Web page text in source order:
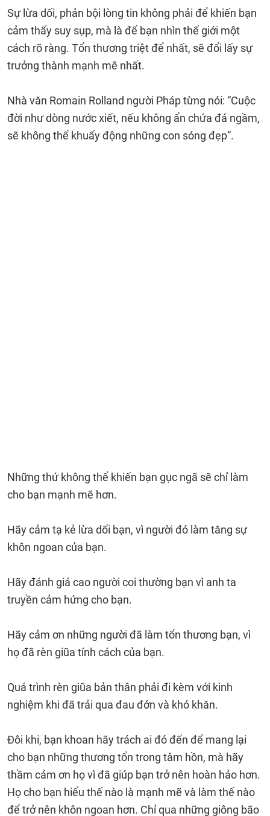
Sự lừa dối, phản bội lòng tin không phải để khiến bạn
cảm thấy suy sụp, mà là để bạn nhìn thế giới một
cách rõ ràng. Tổn thương triệt để nhất, sẽ đổi lấy sự
trưởng thành mạnh mẽ nhất.
Nhà văn Romain Rolland người Pháp từng nói: “Cuộc
đời như dòng nước xiết, nếu không ẩn chứa đá ngầm,
sẽ không thể khuấy động những con sóng đẹp”.
Những thứ không thể khiến bạn gục ngã sẽ chỉ làm
cho bạn mạnh mẽ hơn.
Hãy cảm tạ kẻ lừa dối bạn, vì người đó làm tăng sự
khôn ngoan của bạn.
Hãy đánh giá cao người coi thường bạn vì anh ta
truyền cảm hứng cho bạn.
Hãy cảm ơn những người đã làm tổn thương bạn, vì
họ đã rèn giũa tính cách của bạn.
Quá trình rèn giũa bản thân phải đi kèm với kinh
nghiệm khi đã trải qua đau đớn và khó khăn.
Đôi khi, bạn khoan hãy trách ai đó đến để mang lại
cho bạn những thương tổn trong tâm hồn, mà hãy
thầm cảm ơn họ vì đã giúp bạn trở nên hoàn hảo hơn.
Họ cho bạn hiểu thế nào là mạnh mẽ và làm thế nào
để trở nên khôn ngoan hơn. Chỉ qua những giông bão